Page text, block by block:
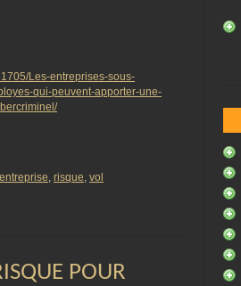
Les-entreprises-sous-
qui-peuvent-apporter-une-
entreprise, risque, vol
POUR